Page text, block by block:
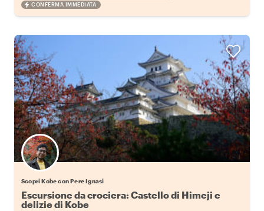
CONFERMA IMMEDIATA
Scopri Kobe con Pere Ignasi
Escursione da crociera: Castello di Himeji e
delizie di Kobe